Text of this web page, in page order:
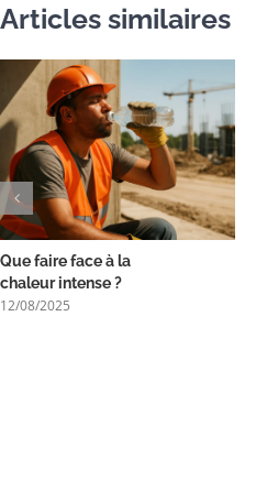
Articles similaires
Que faire face à la
chaleur intense ?
12/08/2025